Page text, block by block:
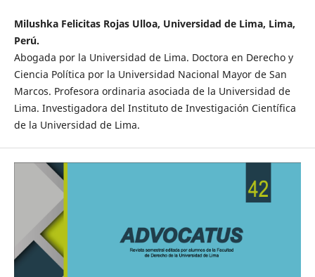
Milushka Felicitas Rojas Ulloa, Universidad de Lima, Lima,
Perú.
Abogada por la Universidad de Lima. Doctora en Derecho y
Ciencia Política por la Universidad Nacional Mayor de San
Marcos. Profesora ordinaria asociada de la Universidad de
Lima. Investigadora del Instituto de Investigación Científica
de la Universidad de Lima.